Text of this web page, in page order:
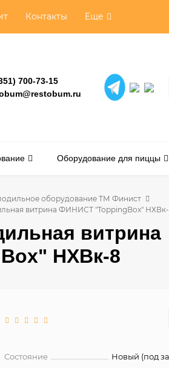
Контакты Еще
700-73-15
Оборудование для пиццы
оборудование ТМ Финист
витрина ФИНИСТ "ToppingBox"
витрина
НХВк-8
Состояние
Новый (под